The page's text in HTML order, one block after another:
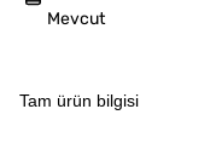
Mevcut
Tam ürün bilgisi